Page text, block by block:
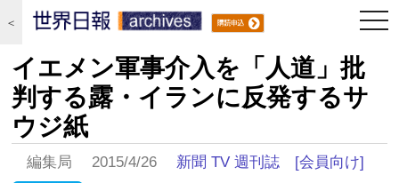
＜
イエメン軍事介入を「人道」批
判する露・イランに反発するサ
ウジ紙
編集局 2015/4/26 新聞 TV 週刊誌 [会員向け]